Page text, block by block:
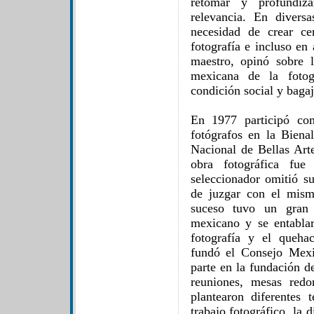
relevancia. En
necesidad de crear
fotografía e incluso en
maestro, opinó sobre
mexicana de la
condición social y
En 1977 participó
fotógrafos en la
Nacional de Bellas
obra fotográfica
seleccionador omitió
de juzgar con el
suceso tuvo un
mexicano y se
fotografía y el
fundó el Consejo
parte en la fundación
reuniones, mesas
plantearon diferentes
trabajo fotográfico, la